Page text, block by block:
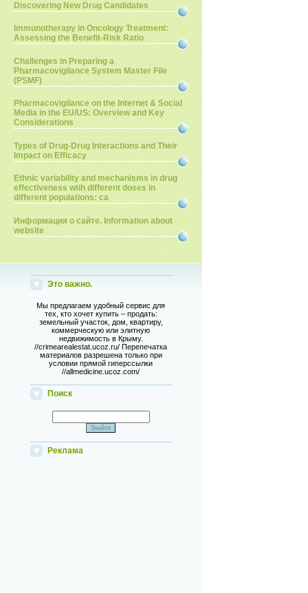
Discovering New Drug Candidates
Immunotherapy in Oncology Treatment:
Assessing the Benefit-Risk Ratio
Challenges in Preparing a
Pharmacovigilance System Master File
(PSMF)
Pharmacovigilance on the Internet & Social
Media in the EU/US: Overview and Key
Considerations
Types of Drug-Drug Interactions and Their
Impact on Efficacy
Ethnic variability and mechanisms in drug
effectiveness wtih different doses in
different populations: ca
Информация о сайте. Information about
website
Это важно.
Мы предлагаем удобный сервис для
тех, кто хочет купить – продать:
земельный участок, дом, квартиру,
коммерческую или элитную
недвижимость в Крыму.
//crimearealestat.ucoz.ru/ Перепечатка
материалов разрешена только при
условии прямой гиперссылки
//allmedicine.ucoz.com/
Поиск
Реклама